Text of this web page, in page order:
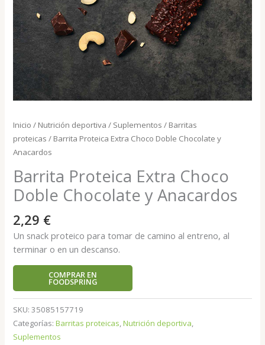
Inicio / Nutrición deportiva / Suplementos / Barritas
proteicas / Barrita Proteica Extra Choco Doble Chocolate y
Anacardos
Barrita Proteica Extra Choco
Doble Chocolate y Anacardos
2,29 €
Un snack proteico para tomar de camino al entreno, al
terminar o en un descanso.
COMPRAR EN
FOODSPRING
SKU:35085157719
Categorías:Barritas proteicas,Nutrición deportiva,
Suplementos